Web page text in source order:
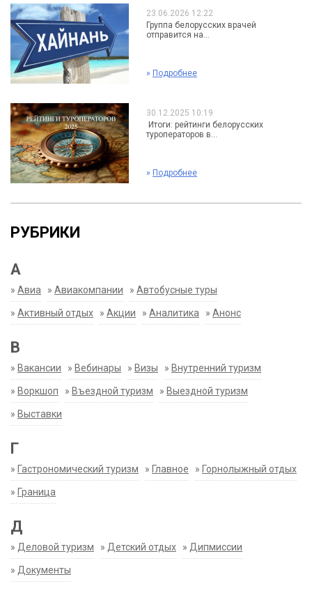
23.06.2026 12:22
Группа белорусских врачей
отправится на...
» Подробнее
30.12.2025 10:19
Итоги: рейтинги белорусских
туроператоров в...
» Подробнее
РУБРИКИ
А
» Авиа » Авиакомпании » Автобусные туры
» Активный отдых » Акции » Аналитика » Анонс
В
» Вакансии » Вебинары » Визы » Внутренний туризм
» Воркшоп » Въездной туризм » Выездной туризм
» Выставки
Г
» Гастрономический туризм » Главное » Горнолыжный отдых
» Граница
Д
» Деловой туризм » Детский отдых » Дипмиссии
» Документы